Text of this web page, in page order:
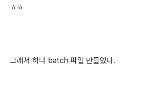
ㅎㅎ
그래서 하나 batch 파일 만들었다.